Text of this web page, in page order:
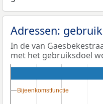
Adressen:
In de van
met het gebruiksdoel
Bijeenkomstfunctie
Bijeenkomstfunctie